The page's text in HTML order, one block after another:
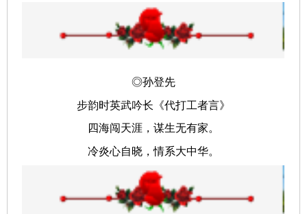
◎孙登先
步韵时英武吟长《代打工者言》
四海闯天涯，谋生无有家。
冷炎心自晓，情系大中华。